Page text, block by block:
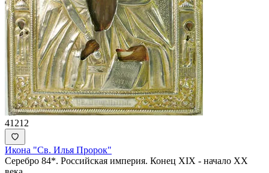
41212
Икона "Св. Илья Пророк"
Серебро 84*. Российская империя. Конец XIX - начало ХХ